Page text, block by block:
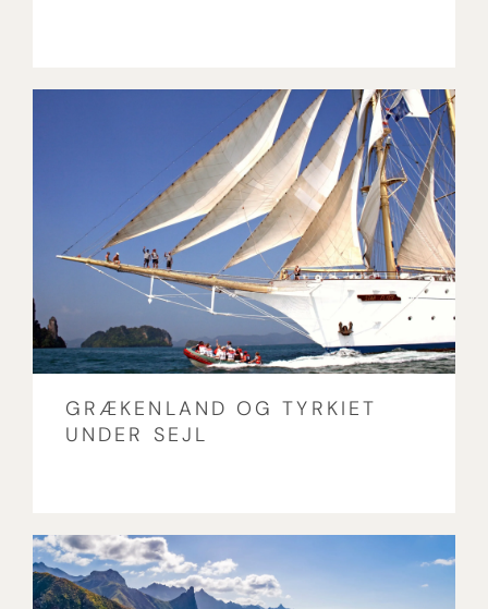
GRÆKENLAND OG TYRKIET
UNDER SEJL